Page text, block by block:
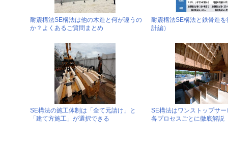
耐震構法SE構法は他の木造と何が違うの
か？よくあるご質問まとめ
耐震構法SE構法と鉄骨造
計編）
SE構法の施工体制は「全て元請け」と
「建て方施工」が選択できる
SE構法はワンストップサ
各プロセスごとに徹底解説